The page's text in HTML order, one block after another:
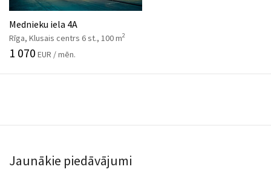
Mednieku iela 4A
Rīga, Klusais centrs 6 st., 100 m2
1 070 EUR / mēn.
Jaunākie piedāvājumi